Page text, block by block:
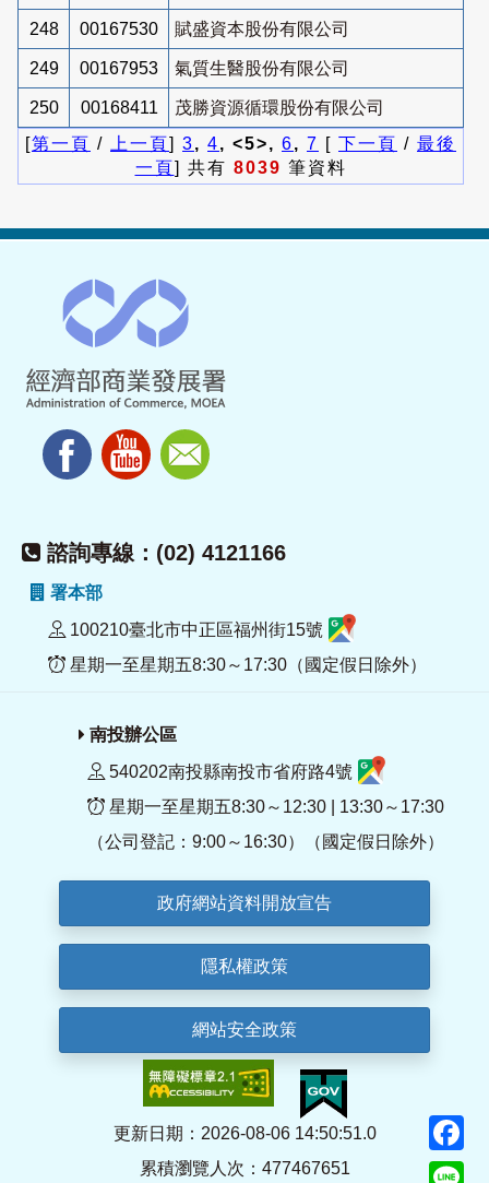
248 00167530 賦盛資本股份有限公司
249 00167953 氣質生醫股份有限公司
250 00168411
茂勝資源循環股份有限公司
[第一頁 / 上一頁] 3, 4, <5>, 6, 7 [ 下一頁 / 最後
一頁] 共有 8039 筆資料
諮詢專線：(02) 4121166
署本部
100210臺北市中正區福州街15號
星期一至星期五8:30～17:30（國定假日除外）
南投辦公區
540202南投縣南投市省府路4號
星期一至星期五8:30～12:30 | 13:30～17:30
（公司登記：9:00～16:30）（國定假日除外）
政府網站資料開放宣告
隱私權政策
網站安全政策
更新日期：2026-08-06 14:50:51.0
累積瀏覽人次：477467651